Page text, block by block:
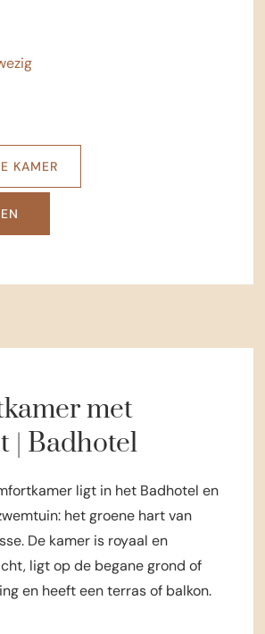
KAMER
met
| Badhotel
ligt in het Badhotel en
het groene hart van
De kamer is royaal en
ligt op de begane grond of
en heeft een terras of balkon.